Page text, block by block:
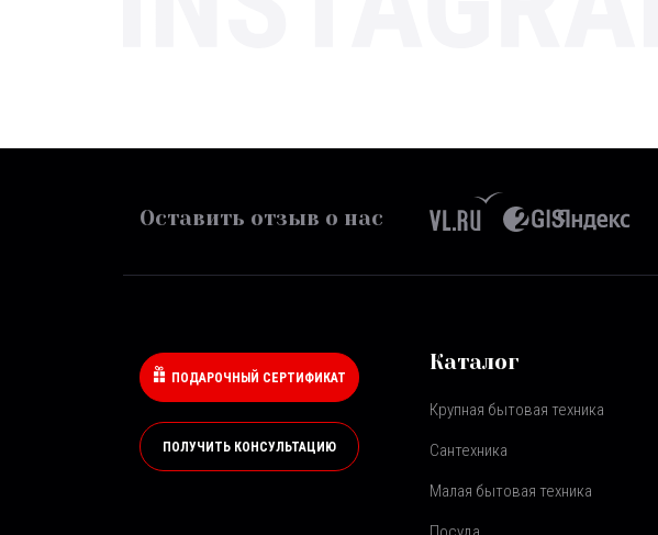
Оставить отзыв о нас
ПОДАРОЧНЫЙ СЕРТИФИКАТ
ПОЛУЧИТЬ КОНСУЛЬТАЦИЮ
Каталог
Крупная бытовая техника
Сантехника
Малая бытовая техника